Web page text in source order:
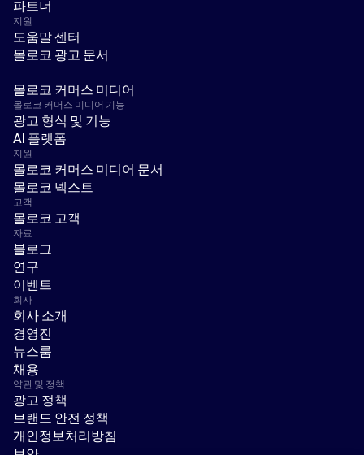
파트너
지원
도움말 센터
몰로코 광고 문서
몰로코 커머스 미디어
몰로코 커머스 미디어 기능
광고 형식 및 기능
AI 플랫폼
지원
몰로코 커머스 미디어 문서
몰로코 넥스트
고객
몰로코 고객
자료
블로그
연구
이벤트
회사
회사 소개
경영진
뉴스룸
채용
약관 및 정책
광고 정책
브랜드 안전 정책
개인정보처리방침